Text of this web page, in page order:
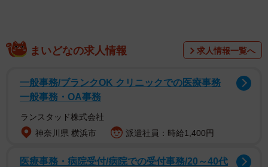
（FineGraphics/photoAC）
まいどなの求人情報 求人情報一覧へ
一般事務/ブランクOK クリニックでの医療事務
一般事務・OA事務
ランスタッド株式会社
神奈川県 横浜市
派遣社員：時給1,400円
医療事務・病院受付/病院での受付事務/20～40代